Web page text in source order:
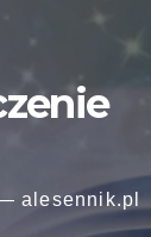
alesennik.pl